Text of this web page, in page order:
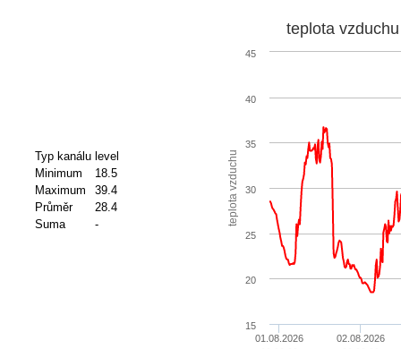
Typ kanálu level
Minimum
18.5
Maximum
39.4
Průměr
28.4
Suma
- teplota vzduchu
teplota vzduchu
01.08.2026
02.08.2026
15
20
25
30
35
40
45